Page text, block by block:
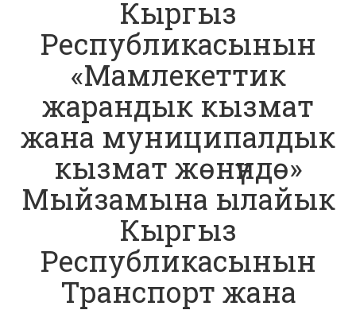
Кыргыз
Республикасынын
«Мамлекеттик
жарандык кызмат
жана муниципалдык
кызмат жөнүндө»
Мыйзамына ылайык
Кыргыз
Республикасынын
Транспорт жана